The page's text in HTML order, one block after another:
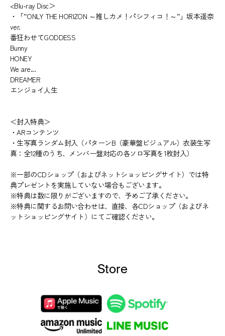
<Blu-ray Disc＞
・「”ONLY THE HORIZON ～推しカメ！パシフィコ！～”」坂本遥奈
ver.
番狂わせてGODDESS
Bunny
HONEY
We are...
DREAMER
エンジョイ人生
＜封入特典＞
・ARコンテンツ
・生写真ランダム封入（パターンB（豪華盤ビジュアル）衣装生写
真：全12種のうち、メンバー盤対応の各ソロ写真を1枚封入）
※一部のCDショップ（およびネットショッピングサイト）では特
典プレゼントを実施していない場合もございます。
※特典は数に限りがございますので、予めご了承ください。
※特典に関するお問い合わせは、直接、各CDショップ（およびネ
ットショッピングサイト）にてご確認ください。
Store